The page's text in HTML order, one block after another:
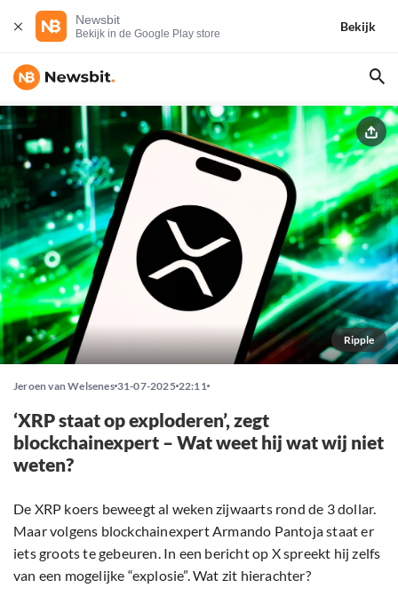
Newsbit
Bekijk in de Google Play store
Bekijk
Ripple
Jeroen van Welsenes 31-07-2025 22:11
‘XRP staat op exploderen’, zegt
blockchainexpert – Wat weet hij wat wij niet
weten?
De XRP koers beweegt al weken zijwaarts rond de 3 dollar.
Maar volgens blockchainexpert Armando Pantoja staat er
iets groots te gebeuren. In een bericht op X spreekt hij zelfs
van een mogelijke “explosie”. Wat zit hierachter?